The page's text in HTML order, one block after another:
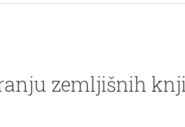
zemljišnih